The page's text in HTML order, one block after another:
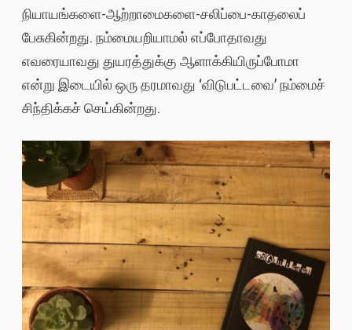
நியாயங்களை-ஆற்றாமைகளை-சலிப்பை-காதலைப்
பேசுகின்றது. நம்மையறியாமல் எப்போதாவது
எவரையாவது துயரத்துக்கு ஆளாக்கியிருப்போமா
என்று இடையில் ஒரு தரமாவது ‘விடுபட்டவை’ நம்மைச்
சிந்திக்கச் செய்கின்றது.